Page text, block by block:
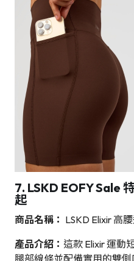
7. LSKD EOFY Sale
起
商品名稱： LSKD Elixir 高
產品介紹： 這款 Elixir 運動
腿部線條並配備實用的雙